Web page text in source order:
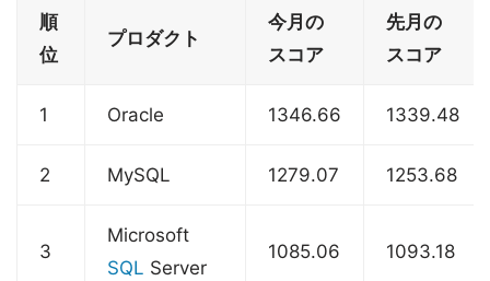
順
位
プロダクト
今月の
スコア
先月の
スコア
1 Oracle 1346.66 1339.48
2 MySQL 1279.07 1253.68
3
Microsoft
SQL Server
1085.06 1093.18